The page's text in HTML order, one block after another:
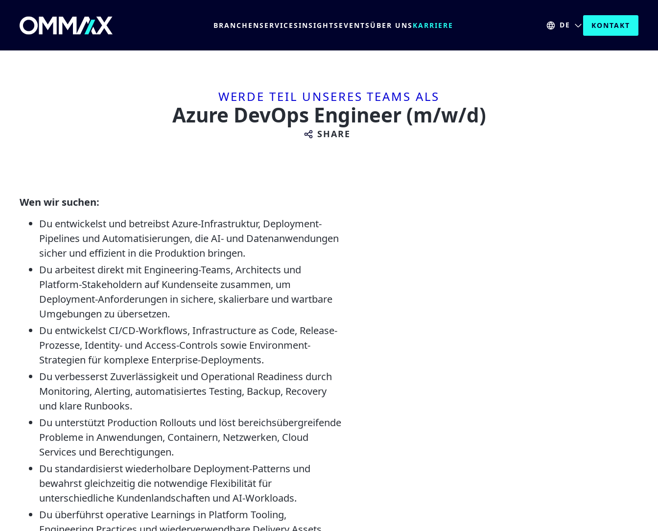
BRANCHENSERVICESINSIGHTS EVENTS ÜBER UNS KARRIERE DE KONTAKT
WERDE TEIL UNSERES TEAMS ALS
Azure DevOps Engineer (m/w/d)
SHARE
Wen wir suchen:
Du entwickelst und betreibst Azure-Infrastruktur, Deployment-
Pipelines und Automatisierungen, die AI- und Datenanwendungen
sicher und effizient in die Produktion bringen.
Du arbeitest direkt mit Engineering-Teams, Architects und
Platform-Stakeholdern auf Kundenseite zusammen, um
Deployment-Anforderungen in sichere, skalierbare und wartbare
Umgebungen zu übersetzen.
Du entwickelst CI/CD-Workflows, Infrastructure as Code, Release-
Prozesse, Identity- und Access-Controls sowie Environment-
Strategien für komplexe Enterprise-Deployments.
Du verbesserst Zuverlässigkeit und Operational Readiness durch
Monitoring, Alerting, automatisiertes Testing, Backup, Recovery
und klare Runbooks.
Du unterstützt Production Rollouts und löst bereichsübergreifende
Probleme in Anwendungen, Containern, Netzwerken, Cloud
Services und Berechtigungen.
Du standardisierst wiederholbare Deployment-Patterns und
bewahrst gleichzeitig die notwendige Flexibilität für
unterschiedliche Kundenlandschaften und AI-Workloads.
Du überführst operative Learnings in Platform Tooling,